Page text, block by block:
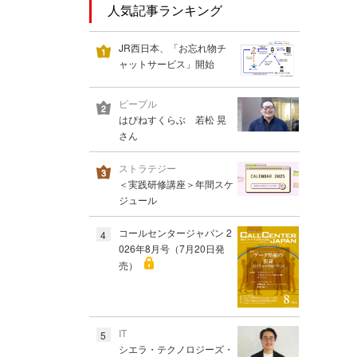
人気記事ランキング
JR西日本、「お忘れ物チ
ャットサービス」開始
ピープル
はぴねすくらぶ 若松 晃
さん
ストラテジー
＜実践研修講座＞年間スケ
ジュール
4
コールセンタージャパン 2
026年8月号（7月20日発
売）
5
IT
シエラ・テクノロジーズ・